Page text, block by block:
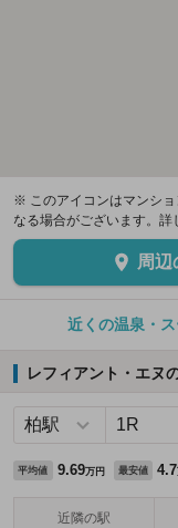
※ このアイコンはマンシ
なる場合がございます。詳
周辺
近くの温泉・
レフィアント・エヌ
平均値 9.69万円 最安値 4.7
近隣の駅